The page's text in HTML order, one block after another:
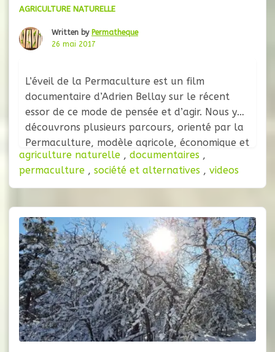
AGRICULTURE NATURELLE
Written by Permatheque
26 mai 2017
L’éveil de la Permaculture est un film
documentaire d’Adrien Bellay sur le récent
essor de ce mode de pensée et d’agir. Nous y
découvrons plusieurs parcours, orienté par la
Permaculture, modèle agricole, économique et
social proposant de retrouver une approche
globale de la vie plus proche de la nature et
de l’humain. Synopsis : « La
agriculture naturelle , documentaires ,
permaculture , société et alternatives , videos